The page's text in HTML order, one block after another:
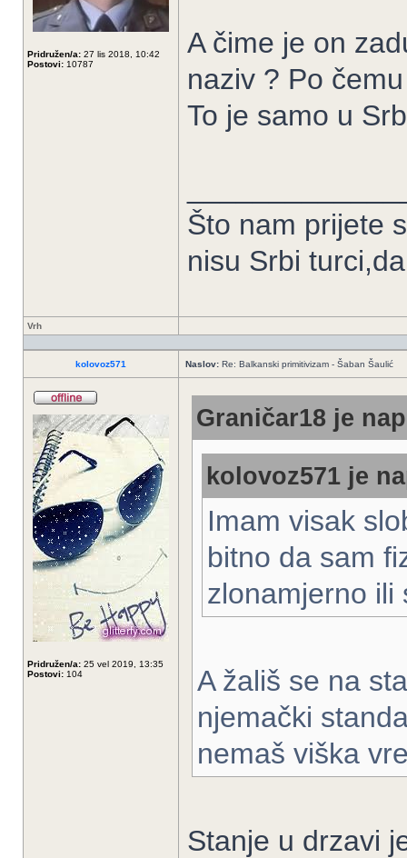
Pridružen/a: 27 lis 2018, 10:42
Postovi: 10787
A čime je on
naziv ? Po
To je samo u
Što nam prijete
nisu Srbi
Vrh
kolovoz571 Naslov: Re: Balkanski primitivizam - Šaban Šaulić
Pridružen/a: 25 vel 2019, 13:35
Postovi: 104
Graničar18 je
kolovoz571 je
Imam visak
bitno da sam
zlonamjerno ili
A žališ se na
njemački
nemaš viška
Stanje u drzavi